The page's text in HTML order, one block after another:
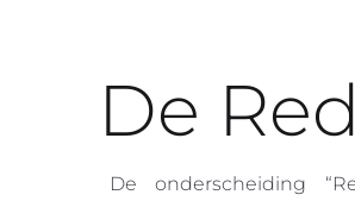
De
De onderscheiding